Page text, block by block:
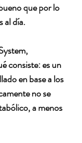
que por lo
al día.
consiste: es un
en base a los
no se
a menos